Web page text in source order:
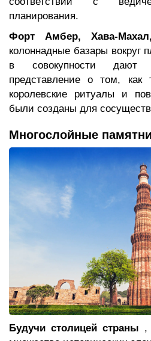
планирования.
Форт Амбер, Хава-
колоннадные базары вокруг
в совокупности дают
представление о том, как
королевские ритуалы и
были созданы для
Многослойные
Будучи столицей страны ,